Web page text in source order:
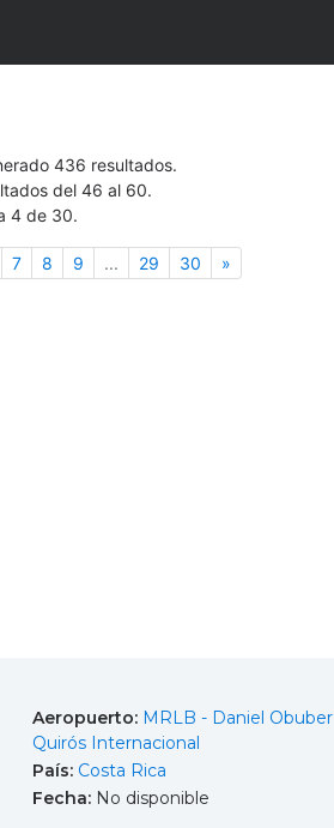
436 resultados.
del 46 al 60.
4 de 30.
7 8 9 ... 29 30 »Siguiente
Aeropuerto: MRLB - Daniel Obuber
Quirós Internacional
País: Costa Rica
Fecha: No disponible